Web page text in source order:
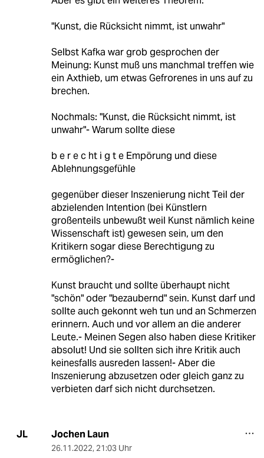
"Kunst, die Rücksicht nimmt, ist unwahr"
Selbst Kafka war grob gesprochen der
Meinung: Kunst muß uns manchmal treffen wie
ein Axthieb, um etwas Gefrorenes in uns auf zu
brechen.
Nochmals: "Kunst, die Rücksicht nimmt, ist
unwahr"- Warum sollte diese
b e r e c ht i g t e Empörung und diese
Ablehnungsgefühle
gegenüber dieser Inszenierung nicht Teil der
abzielenden Intention (bei Künstlern
großenteils unbewußt weil Kunst nämlich keine
Wissenschaft ist) gewesen sein, um den
Kritikern sogar diese Berechtigung zu
ermöglichen?-
Kunst braucht und sollte überhaupt nicht
"schön" oder "bezaubernd" sein. Kunst darf und
sollte auch gekonnt weh tun und an Schmerzen
erinnern. Auch und vor allem an die anderer
Leute.- Meinen Segen also haben diese Kritiker
absolut! Und sie sollten sich ihre Kritik auch
keinesfalls ausreden lassen!- Aber die
Inszenierung abzusetzen oder gleich ganz zu
verbieten darf sich nicht durchsetzen.
JL Jochen Laun
26.11.2022, 21:03 Uhr